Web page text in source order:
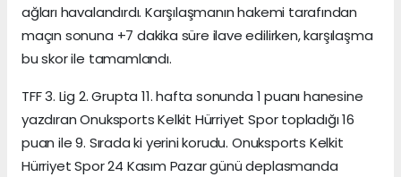
ağları havalandırdı. Karşılaşmanın hakemi tarafından
maçın sonuna +7 dakika süre ilave edilirken, karşılaşma
bu skor ile tamamlandı.
TFF 3. Lig 2. Grupta 11. hafta sonunda 1 puanı hanesine
yazdıran Onuksports Kelkit Hürriyet Spor topladığı 16
puan ile 9. Sırada ki yerini korudu. Onuksports Kelkit
Hürriyet Spor 24 Kasım Pazar günü deplasmanda